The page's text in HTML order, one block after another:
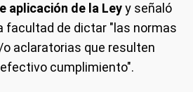
aplicación de la Leyy señaló
facultad de dictar "las normas
aclaratorias que resulten
cumplimiento".